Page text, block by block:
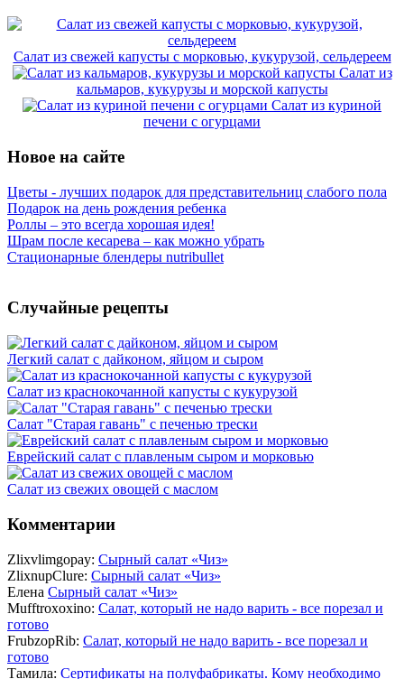
Салат из свежей капусты с морковью, кукурузой, сельдереем
Салат из
кальмаров, кукурузы и морской капусты
Салат из куриной
печени с огурцами
Новое на сайте
Цветы - лучших подарок для представительниц слабого пола
Подарок на день рождения ребенка
Роллы – это всегда хорошая идея!
Шрам после кесарева – как можно убрать
Стационарные блендеры nutribullet
Случайные рецепты
Легкий салат с дайконом, яйцом и сыром
Салат из краснокочанной капусты с кукурузой
Салат "Старая гавань" с печенью трески
Еврейский салат с плавленым сыром и морковью
Салат из свежих овощей с маслом
Комментарии
Zlixvlimgopay: Сырный салат «Чиз»
ZlixnupClure: Сырный салат «Чиз»
Елена Сырный салат «Чиз»
Mufftroxoxino: Салат, который не надо варить - все порезал и
готово
FrubzopRib: Салат, который не надо варить - все порезал и
готово
Тамила: Сертификаты на полуфабрикаты. Кому необходимо